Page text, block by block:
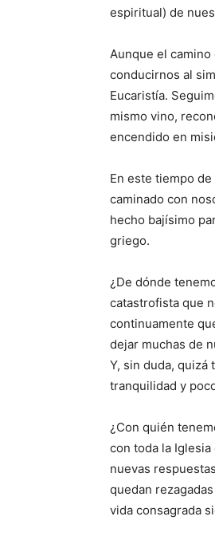
espiritual) de
Aunque el
conducirnos al
Eucaristía.
mismo vino,
encendido en
En este tiempo
caminado con
hecho bajísimo
griego.
¿De dónde
catastrofista que
continuamente
dejar muchas de
Y, sin duda, quizá
tranquilidad y
¿Con quién
con toda la
nuevas
quedan
vida consagrada